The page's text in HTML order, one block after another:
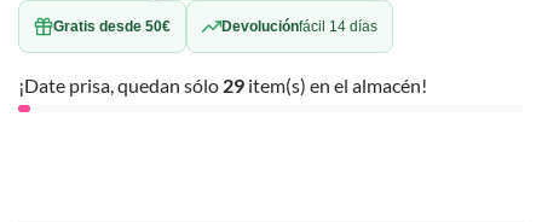
Gratis desde 50€ Devoluciónfácil 14 días
¡Date prisa, quedan sólo 29 item(s) en el almacén!